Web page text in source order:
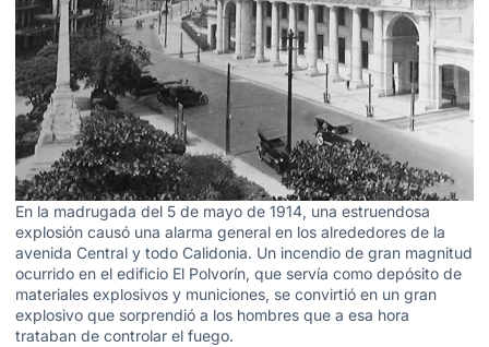
En la madrugada del 5 de mayo de 1914, una estruendosa
explosión causó una alarma general en los alrededores de la
avenida Central y todo Calidonia. Un incendio de gran magnitud
ocurrido en el edificio El Polvorín, que servía como depósito de
materiales explosivos y municiones, se convirtió en un gran
explosivo que sorprendió a los hombres que a esa hora
trataban de controlar el fuego.